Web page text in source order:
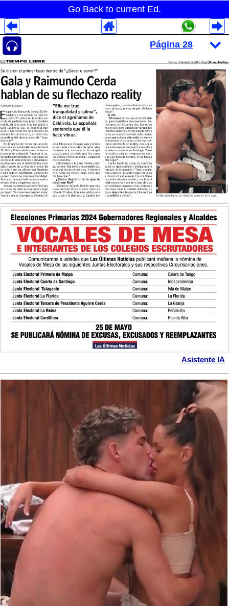
Go Back to current Ed.
Asistente IA
Despliegues Analytics
Despliegues Totales
Despliegues por Rubros